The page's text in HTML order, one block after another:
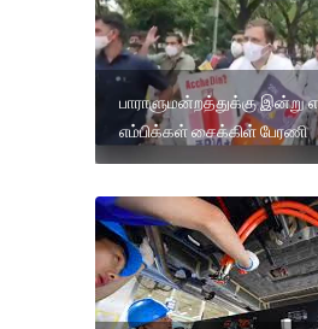
பாராளுமன்றத்துக்கு இன்று
எம்பிக்கள் சைக்கிள் பேரணி